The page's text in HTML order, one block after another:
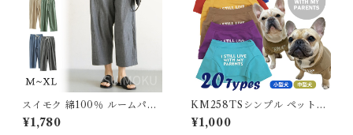
K032G
スイモク 綿100％ ルームパン
ツ ロング丈 サラサラ パジャマ
9分丈 ゆったり ルームウェア
¥1,780
KM258TSシンプル ペットT
シャツ 夏 春 デイリーTシャツ
フレブル フレンチブルドッグ
¥1,000